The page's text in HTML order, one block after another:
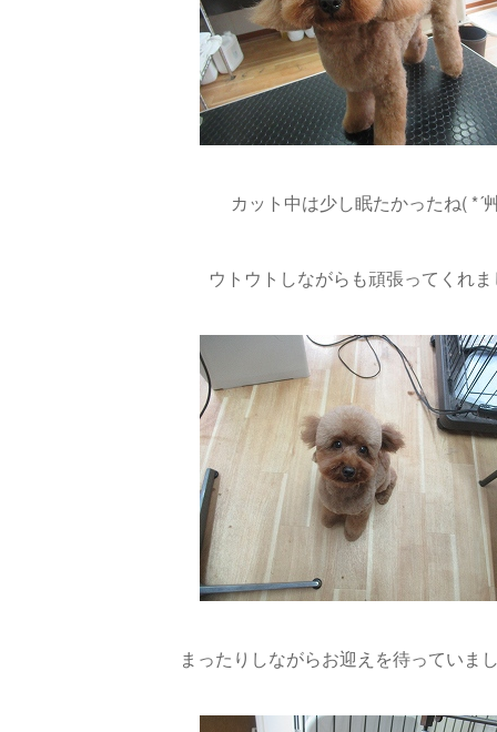
カット中は少し眠たかったね( *´
ウトウトしながらも頑張ってくれ
まったりしながらお迎えを待っていま